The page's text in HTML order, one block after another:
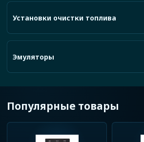
Установки очистки топлива
Эмуляторы
Популярные товары